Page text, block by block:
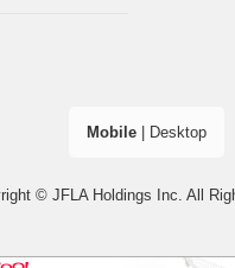
Mobile| Desktop
© JFLA Holdings Inc. All